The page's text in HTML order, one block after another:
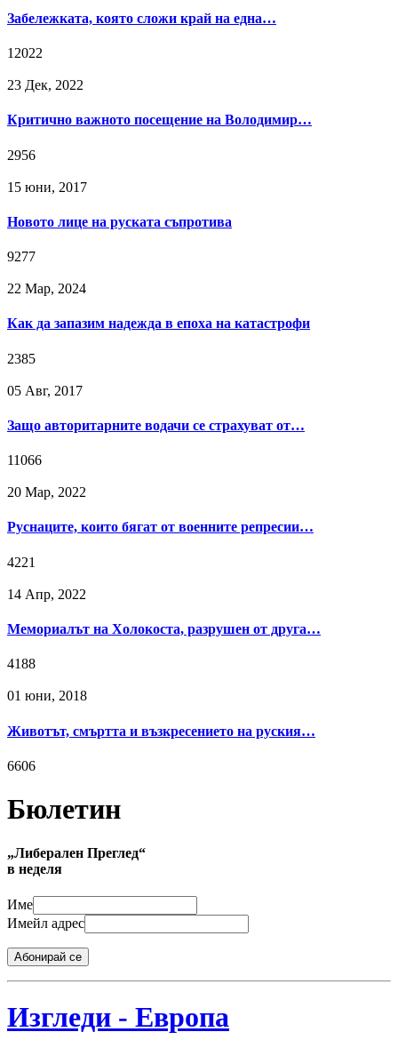
Забележката, която сложи край на една…
12022
23 Дек, 2022
Критично важното посещение на Володимир…
2956
15 юни, 2017
Новото лице на руската съпротива
9277
22 Мар, 2024
Как да запазим надежда в епоха на катастрофи
2385
05 Авг, 2017
Защо авторитарните водачи се страхуват от…
11066
20 Мар, 2022
Руснаците, които бягат от военните репресии…
4221
14 Апр, 2022
Мемориалът на Холокоста, разрушен от друга…
4188
01 юни, 2018
Животът, смъртта и възкресението на руския…
6606
Бюлетин
„Либерален Преглед“
в неделя
Име
Имейл адрес
Абонирай се
Изгледи - Европа